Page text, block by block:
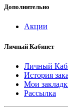
Дополнительно
Акции
Личный Кабинет
Личный
История
Мои
Рассылка